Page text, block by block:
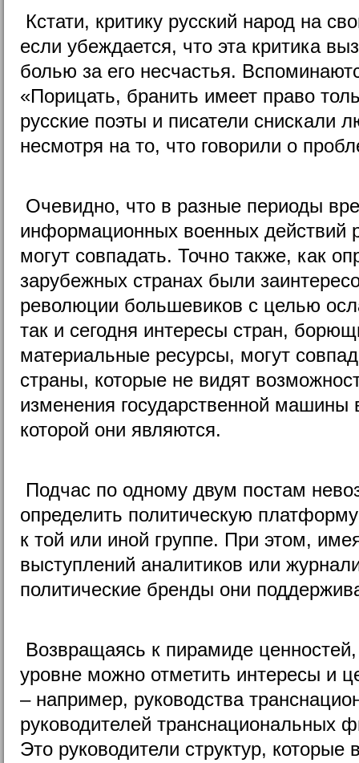
Кстати, критику русский народ на
если убеждается, что эта критика
болью за его несчастья.
«Порицать, бранить имеет право
русские поэты и писатели снискали
несмотря на то, что говорили о
Очевидно, что в разные периоды
информационных военных действий
могут совпадать. Точно также, как
зарубежных странах были
революции большевиков с целью
так и сегодня интересы стран,
материальные ресурсы, могут
страны, которые не видят
изменения государственной машины
которой они являются.
Подчас по одному двум постам
определить политическую
к той или иной группе. При этом,
выступлений аналитиков или
политические бренды они
Возвращаясь к пирамиде
уровне можно отметить интересы и
– например, руководства
руководителей транснациональных
Это руководители структур, которые